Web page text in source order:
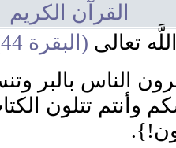
القرآن الكريم
تعالى (البقرة 44)
الناس بالبر
وأنتم تتلون